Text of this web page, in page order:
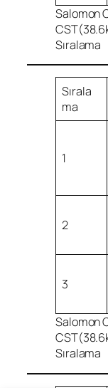
Salomon
Sıralama
Sırala
ma
1
2
3
Salomon
Sıralama